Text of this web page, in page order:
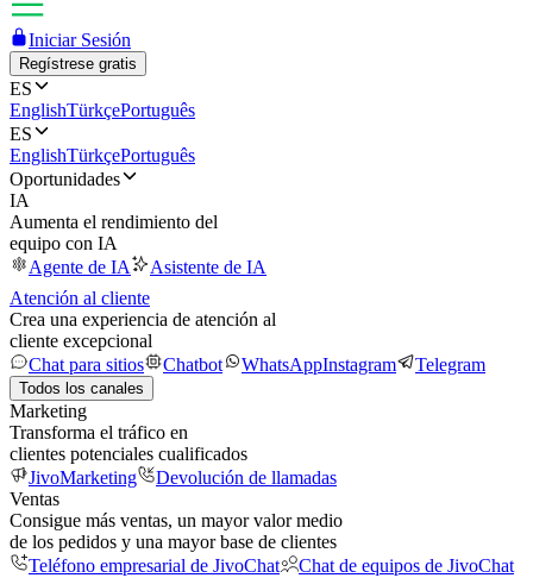
Iniciar Sesión
Regístrese gratis
ES
EnglishTürkçePortuguês
ES
EnglishTürkçePortuguês
Oportunidades
IA
Aumenta el rendimiento del
equipo con IA
Agente de IA
Asistente de IA
Atención al cliente
Crea una experiencia de atención al
cliente excepcional
Chat para sitios
Chatbot WhatsAppInstagram Telegram
Todos los canales
Marketing
Transforma el tráfico en
clientes potenciales cualificados
JivoMarketing
Devolución de llamadas
Ventas
Consigue más ventas, un mayor valor medio
de los pedidos y una mayor base de clientes
Teléfono empresarial de JivoChat
Chat de equipos de JivoChat